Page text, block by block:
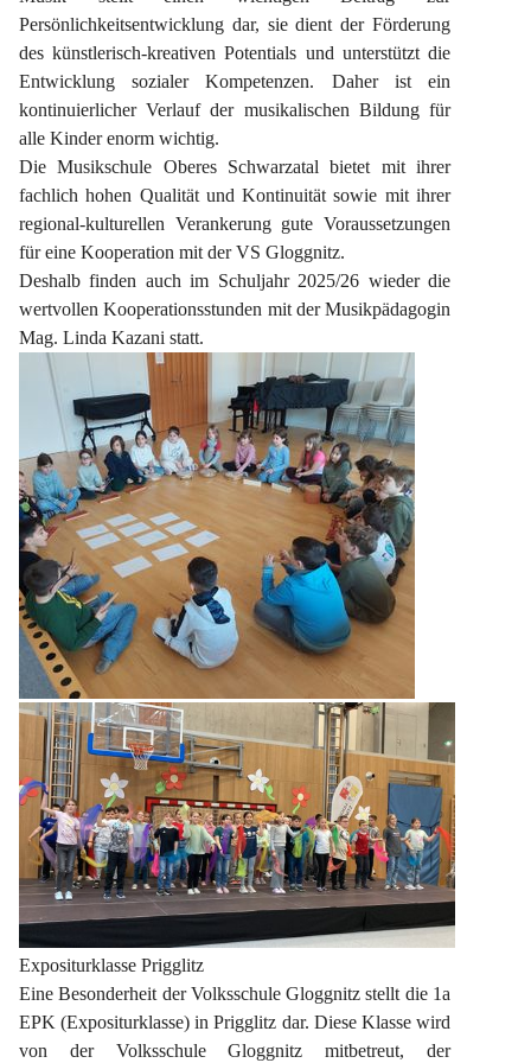
Persönlichkeitsentwicklung dar, sie dient der Förderung
des künstlerisch-kreativen Potentials und unterstützt die
Entwicklung sozialer Kompetenzen. Daher ist ein
kontinuierlicher Verlauf der musikalischen Bildung für
alle Kinder enorm wichtig.
Die Musikschule Oberes Schwarzatal bietet mit ihrer
fachlich hohen Qualität und Kontinuität sowie mit ihrer
regional-kulturellen Verankerung gute Voraussetzungen
für eine Kooperation mit der VS Gloggnitz.
Deshalb finden auch im Schuljahr 2025/26 wieder die
wertvollen Kooperationsstunden mit der Musikpädagogin
Mag. Linda Kazani statt.
Expositurklasse Prigglitz
Eine Besonderheit der Volksschule Gloggnitz stellt die 1a
EPK (Expositurklasse) in Prigglitz dar. Diese Klasse wird
von der Volksschule Gloggnitz mitbetreut, der